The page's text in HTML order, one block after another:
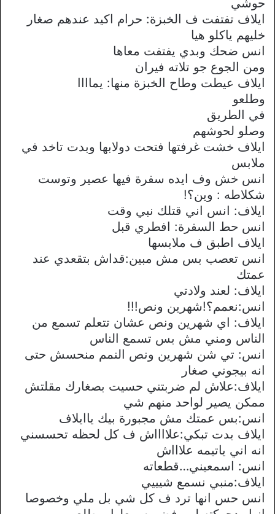
ايلاف تفتفت ف الخبزة: حرام اكيد عندهم صغار
خليهم ياكلو هيا
انس ضحك وبدي يفتفت معاها
ومن الجوع جو تلاته فيران
ايلاف عيطت وطاح الخبزة منها: يماااا
وطلعو
في الطريق
وصلو لحوشهم
ايلاف خشت غرفتها فتحت دولابها وبدت تاخد في
ملابس
انس خش وف ايده سفرة فيها عصير وتوست
شكلاطه : وين؟!
ايلاف: انس اني قتلك نبي وقت
انس حط السفرة: افطري قبل
ايلاف اطبق ف ملابسها
انس تعصب بس مش مبين:قداش بتقعدي عند
عمتك
ايلاف: لعند ولادتي
انس:نعمم؟!شهرين ونص!!!
ايلاف: اي شهرين ونص عشان تتعلم تسمع من
الناس ومني مش بس تسمع الناس
انس: تي شن شهرين ونص النمم منحسش حتى
انه بيجوني صغار
ايلاف:علاش لم ضربتني حسيت بصغارك مقلتش
ممكن يصير لواحد منهم شي
انس:بس عمتك مش مجبورة بيك ياايلاف
ايلاف بدت تبكي:علااااش ف كل لحظه تحسسني
انه اني ياتيمه علاااش
انس: اسمعيني…قطعاته
ايلاف:منبي نسمع شيييي
انس حس انها ترد ف كل شي بل ملي وخصوصا